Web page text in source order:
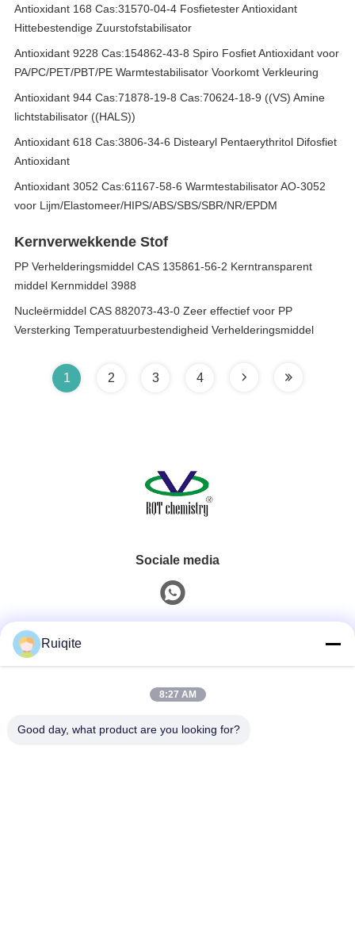
Antioxidant 168 Cas:31570-04-4 Fosfietester Antioxidant
Hittebestendige Zuurstofstabilisator
Antioxidant 9228 Cas:154862-43-8 Spiro Fosfiet Antioxidant voor
PA/PC/PET/PBT/PE Warmtestabilisator Voorkomt Verkleuring
Antioxidant 944 Cas:71878-19-8 Cas:70624-18-9 ((VS) Amine
lichtstabilisator ((HALS))
Antioxidant 618 Cas:3806-34-6 Distearyl Pentaerythritol Difosfiet
Antioxidant
Antioxidant 3052 Cas:61167-58-6 Warmtestabilisator AO-3052
voor Lijm/Elastomeer/HIPS/ABS/SBS/SBR/NR/EPDM
Kernverwekkende Stof
PP Verhelderingsmiddel CAS 135861-56-2 Kerntransparent
middel Kernmiddel 3988
Nucleërmiddel CAS 882073-43-0 Zeer effectief voor PP
Versterking Temperatuurbestendigheid Verhelderingsmiddel
1 2 3 4
Sociale media
0086-18217621160
Ruiqite
8:27 AM
Good day, what product are you looking for?